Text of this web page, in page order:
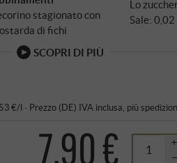
stagionato con
di fichi
Lo
Sale: 0,02
SCOPRI DI PIÙ
€/l · Prezzo (DE) IVA inclusa, più
7,90 €
+
–